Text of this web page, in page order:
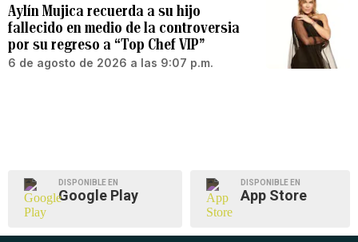
Aylín Mujica recuerda a su hijo
fallecido en medio de la controversia
por su regreso a “Top Chef VIP”
6 de agosto de 2026 a las 9:07 p.m.
DISPONIBLE EN
Google Play
DISPONIBLE EN
App Store